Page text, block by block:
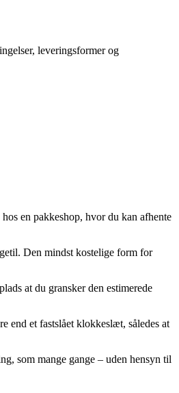
leveringsformer og
en pakkeshop, hvor du kan afhente
Den mindst kostelige form for
at du gransker den estimerede
end et fastslået klokkeslæt, således at
som mange gange – uden hensyn til